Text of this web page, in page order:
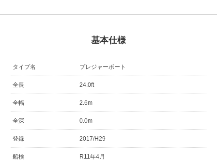
基本仕様
タイプ名 プレジャーボート
全長 24.0ft
全幅 2.6m
全深 0.0m
登録 2017/H29
船検 R11年4月